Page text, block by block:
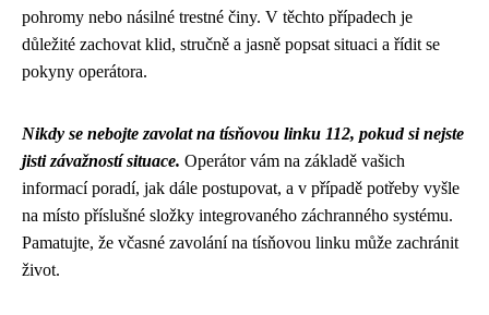
pohromy nebo násilné trestné činy. V těchto případech je
důležité zachovat klid, stručně a jasně popsat situaci a řídit se
pokyny operátora.
Nikdy se nebojte zavolat na tísňovou linku 112, pokud si nejste
jisti závažností situace. Operátor vám na základě vašich
informací poradí, jak dále postupovat, a v případě potřeby vyšle
na místo příslušné složky integrovaného záchranného systému.
Pamatujte, že včasné zavolání na tísňovou linku může zachránit
život.